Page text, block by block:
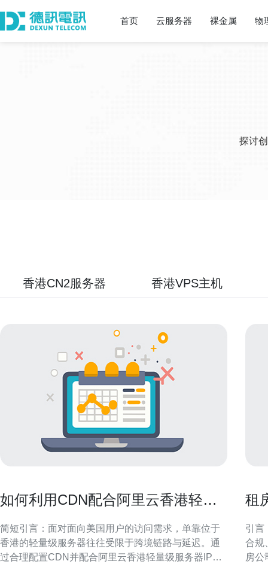
首页 云服务器 裸金属 物
探讨
香港CN2服务器 香港VPS主机
如何利用CDN配合阿里云香港轻量
简短引言：面对面向美国用户的访问需求，单靠位于
香港的轻量级服务器往往受限于跨境链路与延迟。通
过合理配置CDN并配合阿里云香港轻量级服务器IP，
租
引言
合规
房公